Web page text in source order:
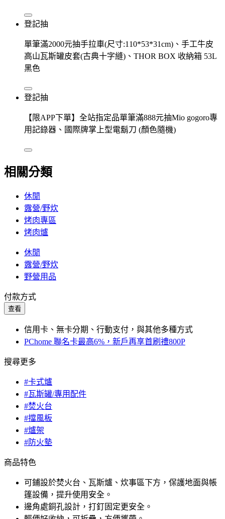
登記抽
單筆滿2000元抽手拉車(尺寸:110*53*31cm)、手工牛皮
高山瓦斯罐皮套(古典十字縫)、THOR BOX 收納箱 53L
黑色
登記抽
【限APP下單】全站指定品單筆滿888元抽Mio gogoro專
用記錄器、國際牌掌上型電鬍刀 (顏色隨機)
相關分類
休閒
露營/野炊
烤肉專區
烤肉爐
休閒
露營/野炊
野營用品
付款方式
查看
信用卡、無卡分期、行動支付，與其他多種方式
PChome 聯名卡最高6%，新戶再享首刷禮800P
搜尋更多
#卡式爐
#瓦斯罐/專用配件
#焚火台
#擋風板
#爐架
#防火墊
商品特色
可鋪設於焚火台、瓦斯爐、炊事區下方，保護地面與帳
篷設備，提升使用安全。
邊角處銅孔設計，打釘固定更安全。